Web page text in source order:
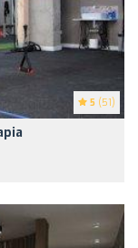
5 (51)